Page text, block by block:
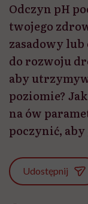
Odczyn pH
twojego
zasadowy
do rozwoju
aby
poziomie?
na ów
poczynić, aby
Udostępnij